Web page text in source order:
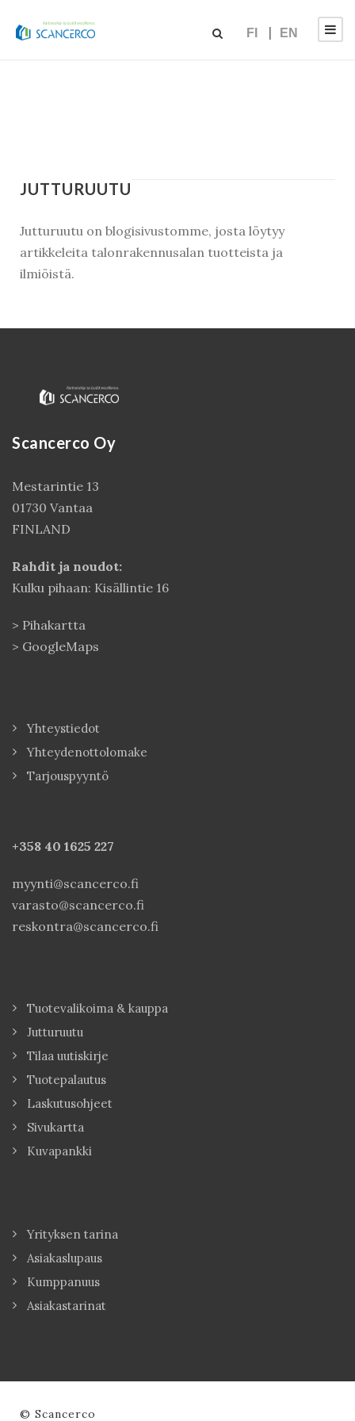
FI EN
JUTTURUUTU
Jutturuutu on blogisivustomme, josta löytyy
artikkeleita talonrakennusalan tuotteista ja
ilmiöistä.
Scancerco Oy
Mestarintie 13
01730 Vantaa
FINLAND
Rahdit ja noudot:
Kulku pihaan: Kisällintie 16
> Pihakartta
> GoogleMaps
Yhteystiedot
Yhteydenottolomake
Tarjouspyyntö
+358 40 1625 227
myynti@scancerco.fi
varasto@scancerco.fi
reskontra@scancerco.fi
Tuotevalikoima & kauppa
Jutturuutu
Tilaa uutiskirje
Tuotepalautus
Laskutusohjeet
Sivukartta
Kuvapankki
Yrityksen tarina
Asiakaslupaus
Kumppanuus
Asiakastarinat
© Scancerco